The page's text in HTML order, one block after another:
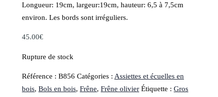
Longueur: 19cm, largeur:19cm, hauteur: 6,5 à 7,5cm
environ. Les bords sont irréguliers.
45.00€
Rupture de stock
Référence :B856 Catégories :Assiettes et écuelles en
bois,Bols en bois,Frêne,Frêne olivier Étiquette :Gros